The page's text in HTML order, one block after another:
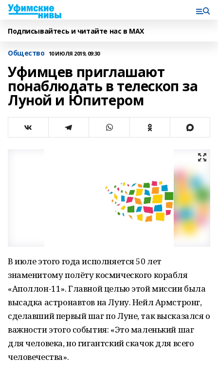
Подписывайтесь и читайте нас в MAX
Общество 10 ИЮЛЯ 2019, 09:30
Уфимцев приглашают
понаблюдать в телескоп за
Луной и Юпитером
В июле этого года исполняется 50 лет
знаменитому полёту космического корабля
«Аполлон-11». Главной целью этой миссии была
высадка астронавтов на Луну. Нейл Армстронг,
сделавший первый шаг по Луне, так высказался о
важности этого события: «Это маленький шаг
для человека, но гигантский скачок для всего
человечества».